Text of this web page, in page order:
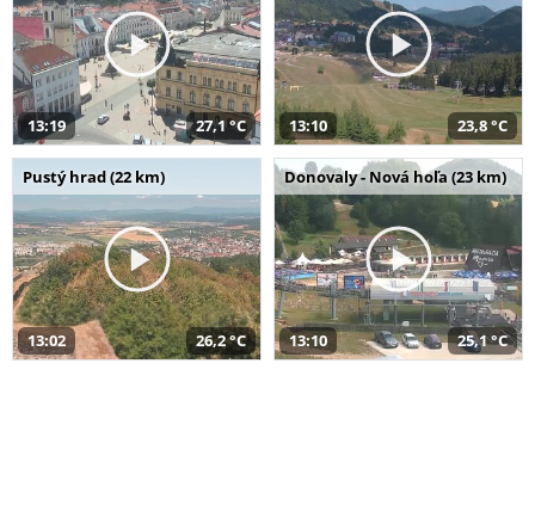
13:19 27,1 °C 13:10 23,8 °C
Pustý hrad (22 km)
13:02 26,2 °C
Donovaly - Nová hoľa (23 km)
13:10 25,1 °C